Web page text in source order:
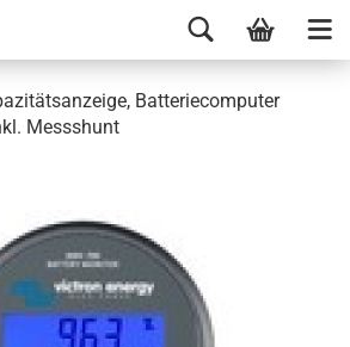
Batteriecomputer
Messshunt